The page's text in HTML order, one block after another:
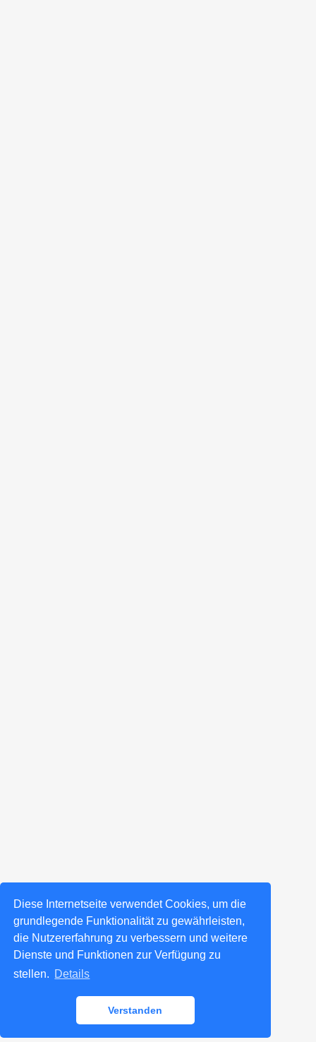
Diese Internetseite verwendet Cookies, um die
grundlegende Funktionalität zu gewährleisten,
die Nutzererfahrung zu verbessern und weitere
Dienste und Funktionen zur Verfügung zu
stellen. Details
Verstanden